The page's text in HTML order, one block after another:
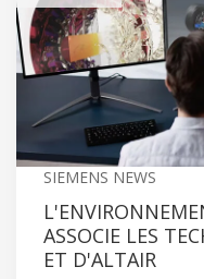
SIEMENS NEWS
ASSOCIE LES
ET D'ALTAIR